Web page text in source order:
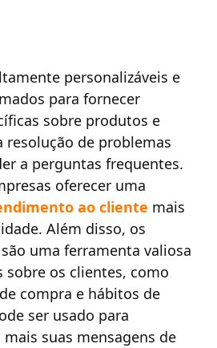
personalizáveis e
para fornecer
sobre produtos e
resolução de problemas
a perguntas frequentes.
oferecer uma
ao cliente mais
Além disso, os
uma ferramenta valiosa
sobre os clientes, como
compra e hábitos de
ser usado para
suas mensagens de